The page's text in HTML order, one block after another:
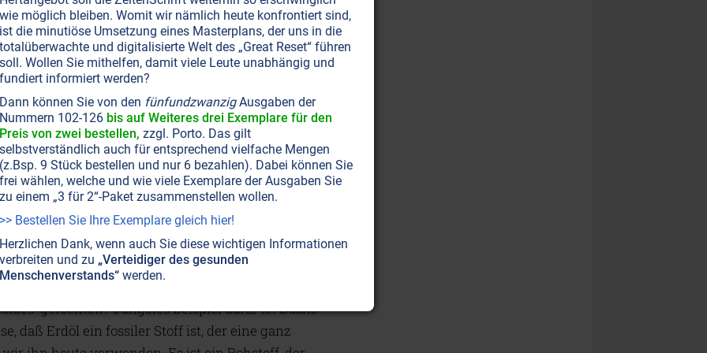
Mensch und Natur
von Umweltzerstörung,
des Erdöls: Vor ungefähr 150 Jahren
durch die Verwendung von Erdöl
Das Ganze hat bis zum heutigen Tag die
Ayhan Doyuk führt aus, wie rasant
unseres Lebensraumes, unseres Planeten
zweihundert Jahren haben wir Menschen einen
vernichtet, wie dies zuvor während der
nicht geschah.
auch die Gier zugenommen. Wie viele Kriege
gefochten? Jüngstes Beispiel dafür ist Bushs
daß Erdöl ein fossiler Stoff ist, der eine ganz
wie möglich bleiben. Womit wir nämlich heute konfrontiert sind,
ist die minutiöse Umsetzung eines Masterplans, der uns in die
totalüberwachte und digitalisierte Welt des „Great Reset“ führen
soll. Wollen Sie mithelfen, damit viele Leute unabhängig und
fundiert informiert werden?
Dann können Sie von den fünfundzwanzigAusgaben der
Nummern 102-126 bis auf Weiteres drei Exemplare für den
Preis von zwei bestellen, zzgl. Porto. Das gilt
selbstverständlich auch für entsprechend vielfache Mengen
(z.Bsp. 9 Stück bestellen und nur 6 bezahlen). Dabei können Sie
frei wählen, welche und wie viele Exemplare der Ausgaben Sie
zu einem „3 für 2“-Paket zusammenstellen wollen.
>> Bestellen Sie Ihre Exemplare gleich hier!
Herzlichen Dank, wenn auch Sie diese wichtigen Informationen
verbreiten und zu „Verteidiger des gesunden
Menschenverstands“werden.